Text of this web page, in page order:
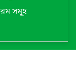
সমূ্হ